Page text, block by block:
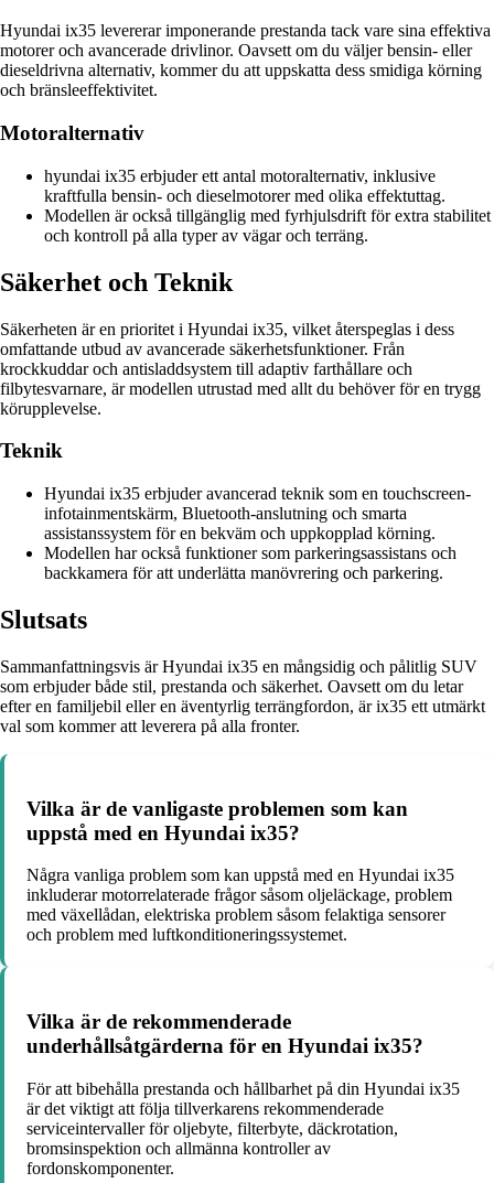
Hyundai ix35 levererar imponerande prestanda tack vare sina effektiva
motorer och avancerade drivlinor. Oavsett om du väljer bensin- eller
dieseldrivna alternativ, kommer du att uppskatta dess smidiga körning
och bränsleeffektivitet.
Motoralternativ
hyundai ix35 erbjuder ett antal motoralternativ, inklusive
kraftfulla bensin- och dieselmotorer med olika effektuttag.
Modellen är också tillgänglig med fyrhjulsdrift för extra stabilitet
och kontroll på alla typer av vägar och terräng.
Säkerhet och Teknik
Säkerheten är en prioritet i Hyundai ix35, vilket återspeglas i dess
omfattande utbud av avancerade säkerhetsfunktioner. Från
krockkuddar och antisladdsystem till adaptiv farthållare och
filbytesvarnare, är modellen utrustad med allt du behöver för en trygg
körupplevelse.
Teknik
Hyundai ix35 erbjuder avancerad teknik som en touchscreen-
infotainmentskärm, Bluetooth-anslutning och smarta
assistanssystem för en bekväm och uppkopplad körning.
Modellen har också funktioner som parkeringsassistans och
backkamera för att underlätta manövrering och parkering.
Slutsats
Sammanfattningsvis är Hyundai ix35 en mångsidig och pålitlig SUV
som erbjuder både stil, prestanda och säkerhet. Oavsett om du letar
efter en familjebil eller en äventyrlig terrängfordon, är ix35 ett utmärkt
val som kommer att leverera på alla fronter.
Vilka är de vanligaste problemen som kan
uppstå med en Hyundai ix35?
Några vanliga problem som kan uppstå med en Hyundai ix35
inkluderar motorrelaterade frågor såsom oljeläckage, problem
med växellådan, elektriska problem såsom felaktiga sensorer
och problem med luftkonditioneringssystemet.
Vilka är de rekommenderade
underhållsåtgärderna för en Hyundai ix35?
För att bibehålla prestanda och hållbarhet på din Hyundai ix35
är det viktigt att följa tillverkarens rekommenderade
serviceintervaller för oljebyte, filterbyte, däckrotation,
bromsinspektion och allmänna kontroller av
fordonskomponenter.